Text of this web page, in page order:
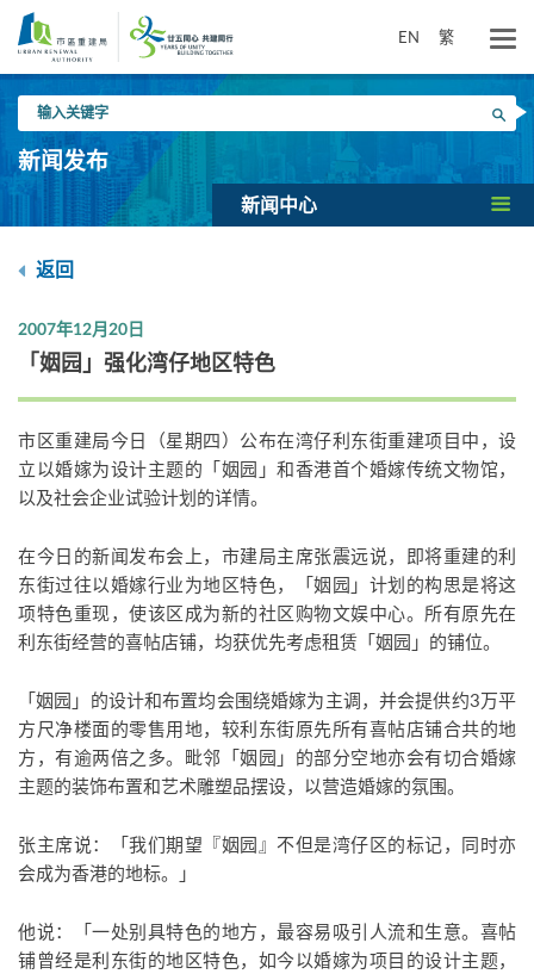
要
EN 繁
入
关
键
搜寻
新闻发布
新闻中心
返回
2007年12月20日
「姻园」强化湾仔地区特色
市区重建局今日（星期四）公布在湾仔利东街重建项目中，设
立以婚嫁为设计主题的「姻园」和香港首个婚嫁传统文物馆，
以及社会企业试验计划的详情。
在今日的新闻发布会上，市建局主席张震远说，即将重建的利
东街过往以婚嫁行业为地区特色，「姻园」计划的构思是将这
项特色重现，使该区成为新的社区购物文娱中心。所有原先在
利东街经营的喜帖店铺，均获优先考虑租赁「姻园」的铺位。
「姻园」的设计和布置均会围绕婚嫁为主调，并会提供约3万平
方尺净楼面的零售用地，较利东街原先所有喜帖店铺合共的地
方，有逾两倍之多。毗邻「姻园」的部分空地亦会有切合婚嫁
主题的装饰布置和艺术雕塑品摆设，以营造婚嫁的氛围。
张主席说：「我们期望『姻园』不但是湾仔区的标记，同时亦
会成为香港的地标。」
他说：「一处别具特色的地方，最容易吸引人流和生意。喜帖
铺曾经是利东街的地区特色，如今以婚嫁为项目的设计主题，